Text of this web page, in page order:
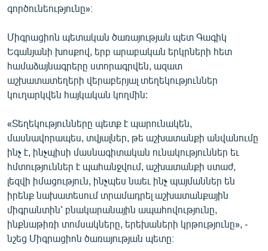
գործունեությունը»։
Միգրացիոն պետական ծառայության պետ Գագիկ
Եգանյանի խոսքով, երբ արաբական երկրների հետ
համաձայնագրերը ստորագրվեն, ազատ
աշխատատեղերի վերաբերյալ տեղեկություններ
կուղարկվեն հայկական կողմին:
«Տեղեկությունները պետք է պարունակեն,
մասնավորապես, տվյալներ, թե աշխատանքի անվանումը
ինչ է, ինչպիսի մասնագիտական ունակություններ եւ
հմտություններ է պահանջվում, աշխատանքի ստաժ,
լեզվի իմացություն, ինչպես նաեւ ինչ պայմաններ են
իրենք նախատեսում տրամադրել աշխատանքային
միգրանտին՝ բնակարանային ապահովությունը,
ինքնաթիռի տոմսակները, երեխաների կրթությունը», -
նշեց Միգրացիոն ծառայության պետը։